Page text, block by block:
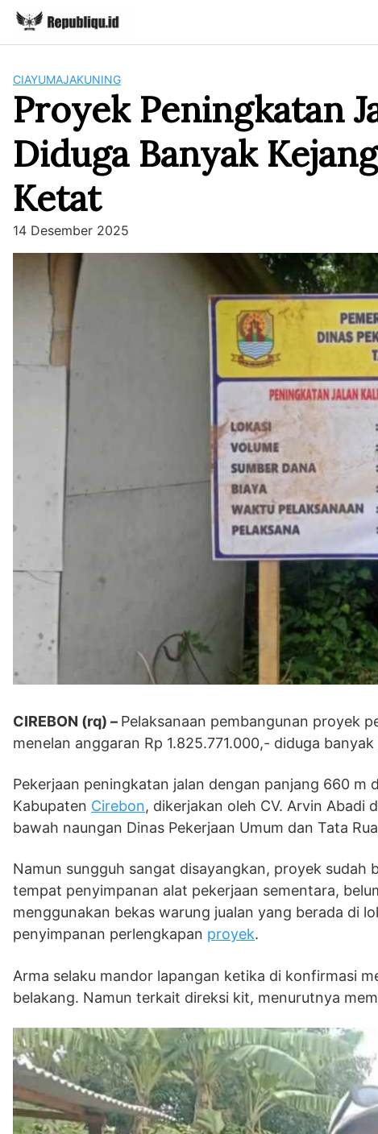
Skip
content
CIAYUMAJAKUNING
Proyek Peningkatan
Diduga Banyak
Ketat
14 Desember 2025
CIREBON (rq) – Pelaksanaan pembangunan proyek
menelan anggaran Rp 1.825.771.000,- diduga
Pekerjaan peningkatan jalan dengan panjang 660 m
Kabupaten Cirebon, dikerjakan oleh CV. Arvin Abadi
bawah naungan Dinas Pekerjaan Umum dan Tata
Namun sungguh sangat disayangkan, proyek
tempat penyimpanan alat pekerjaan sementara,
menggunakan bekas warung jualan yang berada di
penyimpanan perlengkapan proyek.
Arma selaku mandor lapangan ketika di konfirmasi
belakang. Namun terkait direksi kit, menurutnya